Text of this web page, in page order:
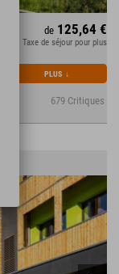
679 Critiques
de 125,64 €
Taxe de séjour pour plus
PLUS ↓